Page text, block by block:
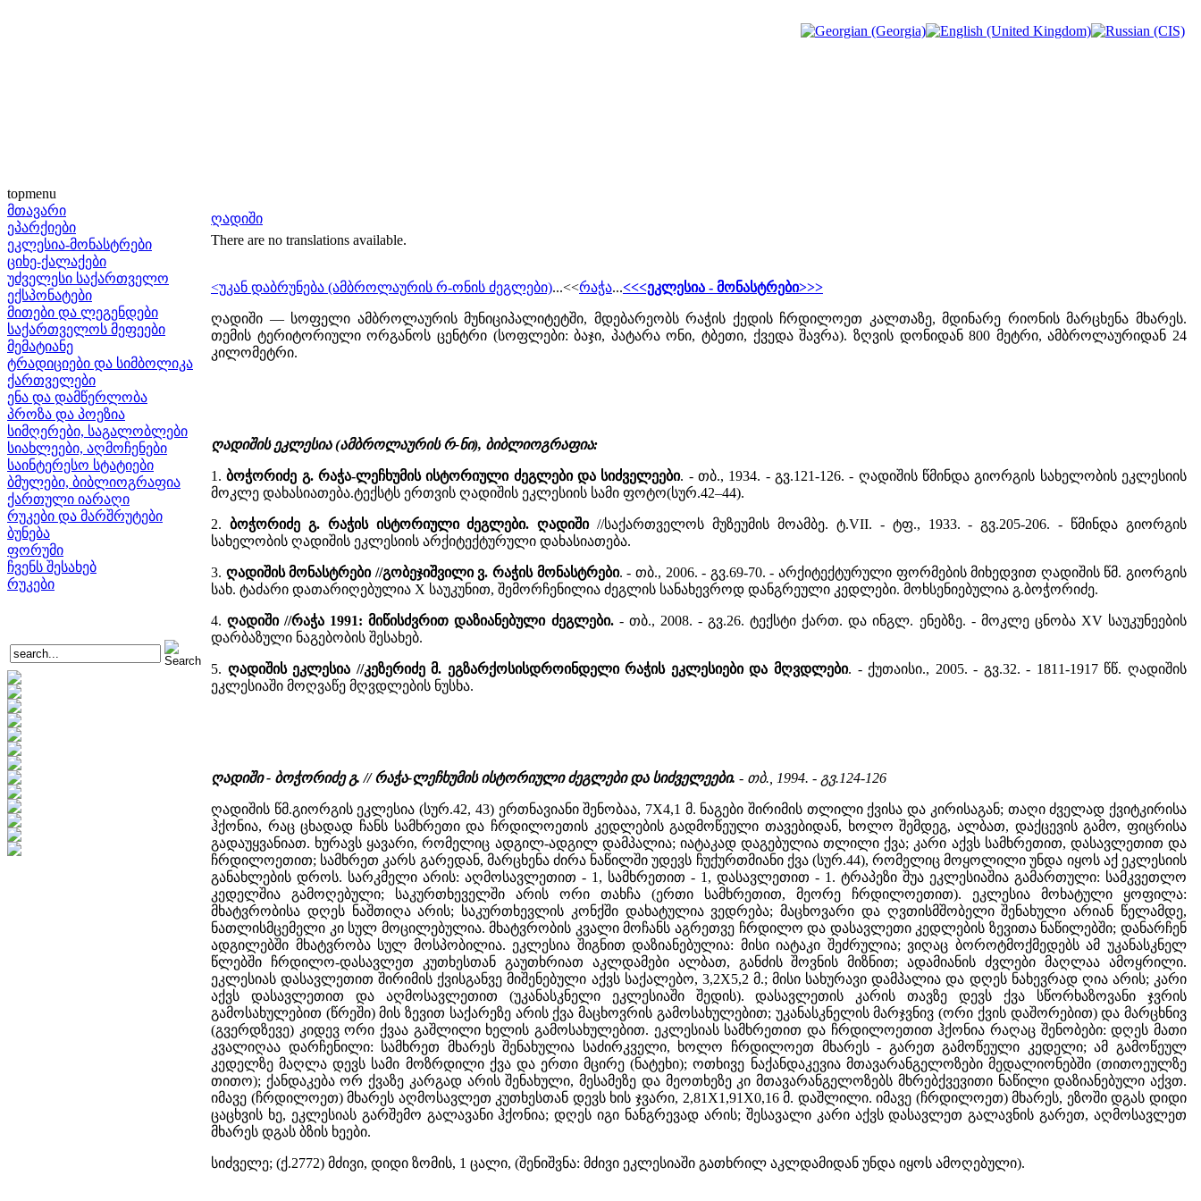
topmenu
მთავარი
ეპარქიები
ეკლესია-მონასტრები
ციხე-ქალაქები
უძველესი საქართველო
ექსპონატები
მითები და ლეგენდები
საქართველოს მეფეები
მემატიანე
ტრადიციები და სიმბოლიკა
ქართველები
ენა და დამწერლობა
პროზა და პოეზია
სიმღერები, საგალობლები
სიახლეები, აღმოჩენები
საინტერესო სტატიები
ბმულები, ბიბლიოგრაფია
ქართული იარაღი
რუკები და მარშრუტები
ბუნება
ფორუმი
ჩვენს შესახებ
რუკები
ღადიში
There are no translations available.
<უკან დაბრუნება (ამბროლაურის რ-ონის ძეგლები)...<<რაჭა...<<<ეკლესია - მონასტრები>>>
ღადიში — სოფელი ამბროლაურის მუნიციპალიტეტში, მდებარეობს რაჭის ქედის ჩრდილოეთ კალთაზე, მდინარე რიონის მარცხენა მხარეს.
თემის ტერიტორიული ორგანოს ცენტრი (სოფლები: ბაჯი, პატარა ონი, ტბეთი, ქვედა შავრა). ზღვის დონიდან 800 მეტრი, ამბროლაურიდან 24
კილომეტრი.
ღადიშის ეკლესია (ამბროლაურის რ-ნი), ბიბლიოგრაფია:
1.ბოჭორიძე გ. რაჭა-ლეჩხუმის ისტორიული ძეგლები და სიძველეები. - თბ., 1934. - გვ.121-126. - ღადიშის წმინდა გიორგის სახელობის ეკლესიის
მოკლე დახასიათება.ტექსტს ერთვის ღადიშის ეკლესიის სამი ფოტო(სურ.42–44).
2. ბოჭორიძე გ. რაჭის ისტორიული ძეგლები. ღადიში//საქართველოს მუზეუმის მოამბე. ტ.VII. - ტფ., 1933. - გვ.205-206. - წმინდა გიორგის
სახელობის ღადიშის ეკლესიის არქიტექტურული დახასიათება.
3. ღადიშის მონასტრები //გობეჯიშვილი ვ. რაჭის მონასტრები. - თბ., 2006. - გვ.69-70. - არქიტექტურული ფორმების მიხედვით ღადიშის წმ. გიორგის
სახ. ტაძარი დათარიღებულია X საუკუნით, შემორჩენილია ძეგლის სანახევროდ დანგრეული კედლები. მოხსენიებულია გ.ბოჭორიძე.
4.ღადიში //რაჭა 1991: მიწისძვრით დაზიანებული ძეგლები.- თბ., 2008. - გვ.26. ტექსტი ქართ. და ინგლ. ენებზე. - მოკლე ცნობა XV საუკუნეების
დარბაზული ნაგებობის შესახებ.
5. ღადიშის ეკლესია //კეზერიძე მ. ეგზარქოსისდროინდელი რაჭის ეკლესიები და მღვდლები. - ქუთაისი., 2005. - გვ.32. - 1811-1917 წწ. ღადიშის
ეკლესიაში მოღვაწე მღვდლების ნუსხა.
ღადიში - ბოჭორიძე გ. // რაჭა-ლეჩხუმის ისტორიული ძეგლები და სიძველეები. - თბ., 1994. - გვ.124-126
ღადიშის წმ.გიორგის ეკლესია (სურ.42, 43) ერთნავიანი შენობაა, 7X4,1 მ. ნაგები შირიმის თლილი ქვისა და კირისაგან; თაღი ძველად ქვიტკირისა
ჰქონია, რაც ცხადად ჩანს სამხრეთი და ჩრდილოეთის კედლების გადმოწეული თავებიდან, ხოლო შემდეგ, ალბათ, დაქცევის გამო, ფიცრისა
გადაუყვანიათ. ხურავს ყავარი, რომელიც ადგილ-ადგილ დამპალია; იატაკად დაგებულია თლილი ქვა; კარი აქვს სამხრეთით, დასავლეთით და
ჩრდილოეთით; სამხრეთ კარს გარედან, მარცხენა ძირა ნაწილში უდევს ჩუქურთმიანი ქვა (სურ.44), რომელიც მოყოლილი უნდა იყოს აქ ეკლესიის
განახლების დროს. სარკმელი არის: აღმოსავლეთით - 1, სამხრეთით - 1, დასავლეთით - 1. ტრაპეზი შუა ეკლესიაშია გამართული: სამკვეთლო
კედელშია გამოღებული; საკურთხეველში არის ორი თახჩა (ერთი სამხრეთით, მეორე ჩრდილოეთით). ეკლესია მოხატული ყოფილა:
მხატვრობისა დღეს ნაშთიღა არის; საკურთხევლის კონქში დახატულია ვედრება; მაცხოვარი და ღვთისმშობელი შენახული არიან წელამდე,
ნათლისმცემელი კი სულ მოცილებულია. მხატვრობის კვალი მოჩანს აგრეთვე ჩრდილო და დასავლეთი კედლების ზევითა ნაწილებში; დანარჩენ
ადგილებში მხატვრობა სულ მოსპობილია. ეკლესია შიგნით დაზიანებულია: მისი იატაკი შეძრულია; ვიღაც ბოროტმოქმედებს ამ უკანასკნელ
წლებში ჩრდილო-დასავლეთ კუთხესთან გაუთხრიათ აკლდამები ალბათ, განძის შოვნის მიზნით; ადამიანის ძვლები მაღლაა ამოყრილი.
ეკლესიას დასავლეთით შირიმის ქვისგანვე მიშენებული აქვს საქალებო, 3,2X5,2 მ.; მისი სახურავი დამპალია და დღეს ნახევრად ღია არის; კარი
აქვს დასავლეთით და აღმოსავლეთით (უკანასკნელი ეკლესიაში შედის). დასავლეთის კარის თავზე დევს ქვა სწორხაზოვანი ჯვრის
გამოსახულებით (წრეში) მის ზევით საქარეზე არის ქვა მაცხოვრის გამოსახულებით; უკანასკნელის მარჯვნივ (ორი ქვის დაშორებით) და მარცხნივ
(გვერდზევე) კიდევ ორი ქვაა გაშლილი ხელის გამოსახულებით. ეკლესიას სამხრეთით და ჩრდილოეთით ჰქონია რაღაც შენობები: დღეს მათი
კვალიღაა დარჩენილი: სამხრეთ მხარეს შენახულია საძირკველი, ხოლო ჩრდილოეთ მხარეს - გარეთ გამოწეული კედელი; ამ გამოწეულ
კედელზე მაღლა დევს სამი მოზრდილი ქვა და ერთი მცირე (ნატეხი); ოთხივე ნაქანდაკევია მთავარანგელოზები მედალიონებში (თითოეულზე
თითო); ქანდაკება ორ ქვაზე კარგად არის შენახული, მესამეზე და მეოთხეზე კი მთავარანგელოზებს მხრებქვევითი ნაწილი დაზიანებული აქვთ.
იმავე (ჩრდილოეთ) მხარეს აღმოსავლეთ კუთხესთან დევს ხის ჯვარი, 2,81X1,91X0,16 მ. დაშლილი. იმავე (ჩრდილოეთ) მხარეს, ეზოში დგას დიდი
ცაცხვის ხე, ეკლესიას გარშემო გალავანი ჰქონია; დღეს იგი ნანგრევად არის; შესავალი კარი აქვს დასავლეთ გალავნის გარეთ, აღმოსავლეთ
მხარეს დგას ბზის ხეები.
სიძველე; (ქ.2772) მძივი, დიდი ზომის, 1 ცალი, (შენიშვნა: მძივი ეკლესიაში გათხრილ აკლდამიდან უნდა იყოს ამოღებული).